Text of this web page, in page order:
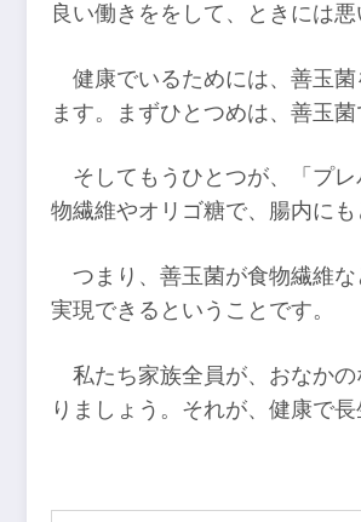
良い働きををして、ときには
健康でいるためには、善玉
ます。まずひとつめは、善玉
そしてもうひとつが、「プ
物繊維やオリゴ糖で、腸内に
つまり、善玉菌が食物繊維
実現できるということです。
私たち家族全員が、おなか
りましょう。それが、健康で